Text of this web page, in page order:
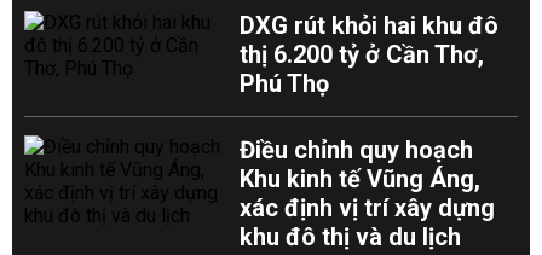
DXG rút khỏi hai khu đô
thị 6.200 tỷ ở Cần Thơ,
Phú Thọ
Điều chỉnh quy hoạch
Khu kinh tế Vũng Áng,
xác định vị trí xây dựng
khu đô thị và du lịch